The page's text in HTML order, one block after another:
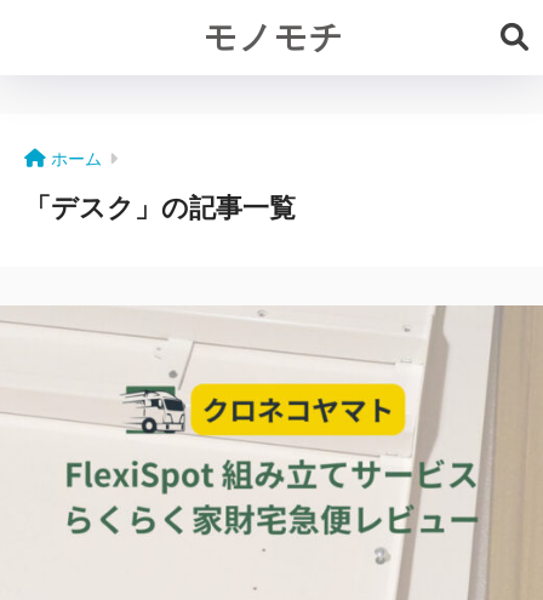
モノモチ
ホーム
「デスク」の記事一覧